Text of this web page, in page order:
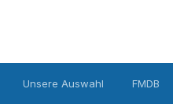
Unsere Auswahl FMDB